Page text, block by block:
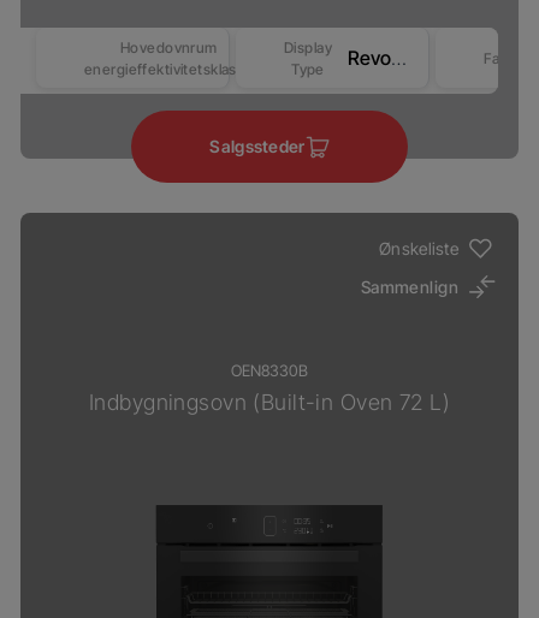
Hovedovnrum
energieffektivitetsklasse
Display
Type
Revo Good+ Display (Beast) Farve
Salgssteder
Ønskeliste
Sammenlign
OEN8330B
Indbygningsovn (Built-in Oven 72 L)